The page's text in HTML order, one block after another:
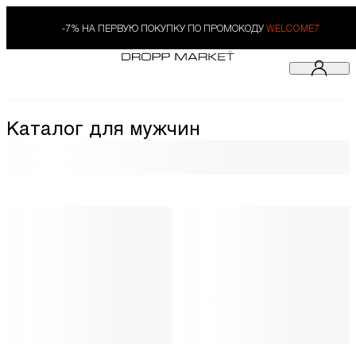
-7% НА ПЕРВУЮ ПОКУПКУ ПО ПРОМОКОДУ WELCOME7
Каталог для мужчин